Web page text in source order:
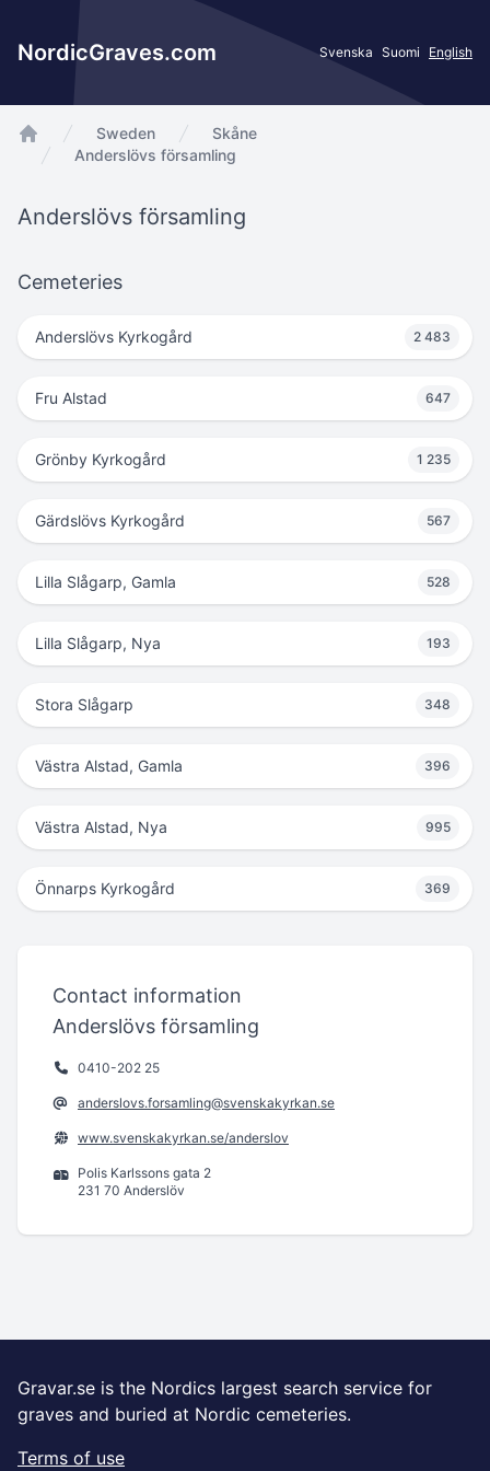
NordicGraves.com Svenska Suomi English
app.Start
Sweden
Skåne
Anderslövs församling
Anderslövs församling
Cemeteries
Anderslövs Kyrkogård 2 483
Fru Alstad 647
Grönby Kyrkogård 1 235
Gärdslövs Kyrkogård 567
Lilla Slågarp, Gamla 528
Lilla Slågarp, Nya 193
Stora Slågarp 348
Västra Alstad, Gamla 396
Västra Alstad, Nya 995
Önnarps Kyrkogård 369
Contact information
Anderslövs församling
0410-202 25
anderslovs.forsamling@svenskakyrkan.se
www.svenskakyrkan.se/anderslov
Polis Karlssons gata 2
231 70 Anderslöv
Gravar.se is the Nordics largest search service for
graves and buried at Nordic cemeteries.
Terms of use